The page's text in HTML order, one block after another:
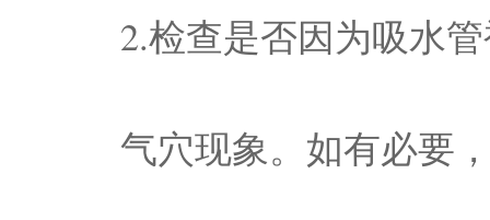
2.检查是否因为吸水
气穴现象。如有必要